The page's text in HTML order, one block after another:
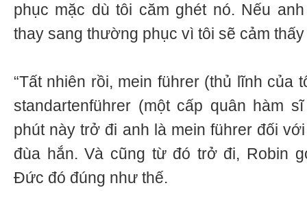
phục mặc dù tôi căm ghét nó. Nếu
thay sang thường phục vì tôi sẽ cảm
“Tất nhiên rồi, mein führer (thủ lĩnh của
standartenführer (một cấp quân hàm
phút này trở đi anh là mein führer đối
đùa hắn. Và cũng từ đó trở đi, Robin
Đức đó đúng như thế.